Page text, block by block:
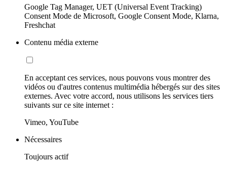
Google Tag Manager, UET (Universal Event Tracking)
Consent Mode de Microsoft, Google Consent Mode, Klarna,
Freshchat
Contenu média externe
En acceptant ces services, nous pouvons vous montrer des
vidéos ou d'autres contenus multimédia hébergés sur des sites
externes. Avec votre accord, nous utilisons les services tiers
suivants sur ce site internet :
Vimeo, YouTube
Nécessaires
Toujours actif